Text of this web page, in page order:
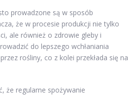
prowadzone są w sposób
że w procesie produkcji nie tylko
ale również o zdrowie gleby i
do lepszego wchłaniania
rośliny, co z kolei przekłada się na
że regularne spożywanie